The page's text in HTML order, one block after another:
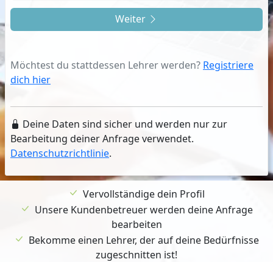
Weiter
Möchtest du stattdessen Lehrer werden? Registriere
dich hier
Deine Daten sind sicher und werden nur zur
Bearbeitung deiner Anfrage verwendet.
Datenschutzrichtlinie.
Vervollständige dein Profil
Unsere Kundenbetreuer werden deine Anfrage
bearbeiten
Bekomme einen Lehrer, der auf deine Bedürfnisse
zugeschnitten ist!